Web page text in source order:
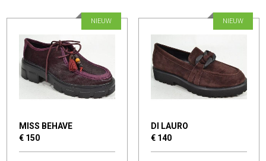
MISS BEHAVE
€ 150
NIEUW
DI LAURO
€ 140
NIEUW